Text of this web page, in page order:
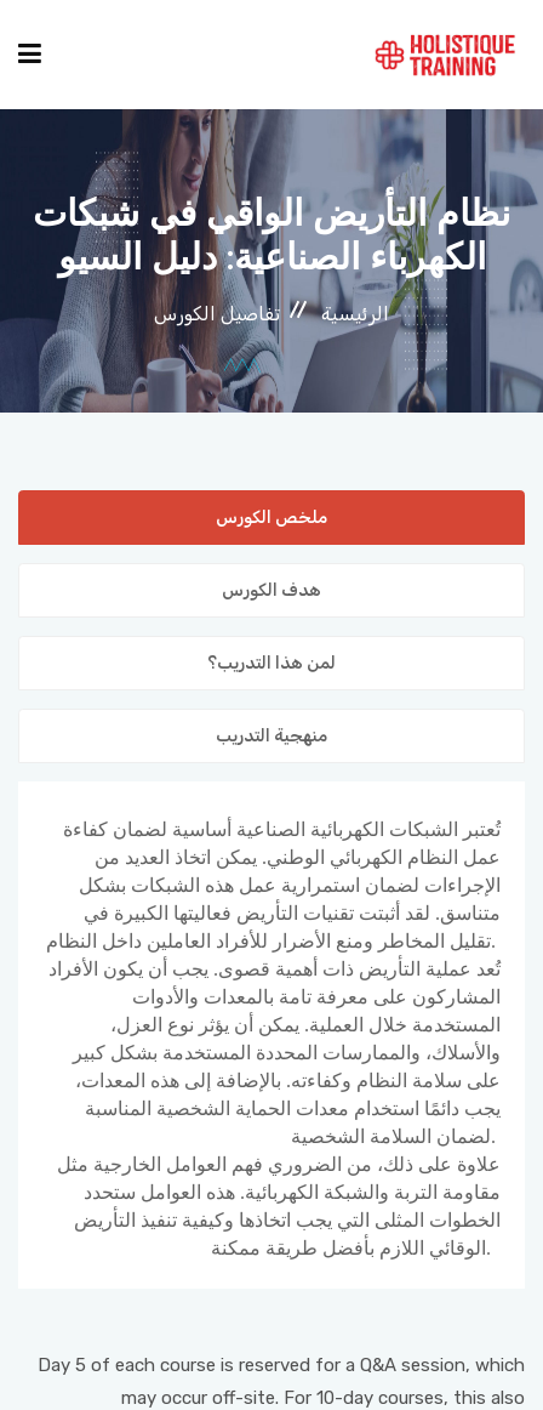
دليل الدورات
المواقع
التصنيفات
أنماط الكورسات
نظام التأريض الواقي في شبكات
الكهرباء الصناعية: دليل السيو
الرئيسية تفاصيل الكورس
ملخص الكورس
هدف الكورس
لمن هذا التدريب؟
منهجية التدريب
تُعتبر الشبكات الكهربائية الصناعية أساسية لضمان كفاءة
عمل النظام الكهربائي الوطني. يمكن اتخاذ العديد من
الإجراءات لضمان استمرارية عمل هذه الشبكات بشكل
متناسق. لقد أثبتت تقنيات التأريض فعاليتها الكبيرة في
تقليل المخاطر ومنع الأضرار للأفراد العاملين داخل النظام.
تُعد عملية التأريض ذات أهمية قصوى. يجب أن يكون الأفراد
المشاركون على معرفة تامة بالمعدات والأدوات
المستخدمة خلال العملية. يمكن أن يؤثر نوع العزل،
والأسلاك، والممارسات المحددة المستخدمة بشكل كبير
على سلامة النظام وكفاءته. بالإضافة إلى هذه المعدات،
يجب دائمًا استخدام معدات الحماية الشخصية المناسبة
لضمان السلامة الشخصية.
علاوة على ذلك، من الضروري فهم العوامل الخارجية مثل
مقاومة التربة والشبكة الكهربائية. هذه العوامل ستحدد
الخطوات المثلى التي يجب اتخاذها وكيفية تنفيذ التأريض
الوقائي اللازم بأفضل طريقة ممكنة.
Day 5 of each course is reserved for a Q&A session, which
may occur off-site. For 10-day courses, this also